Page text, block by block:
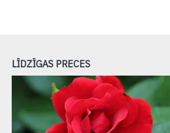
LĪDZĪGAS PRECES